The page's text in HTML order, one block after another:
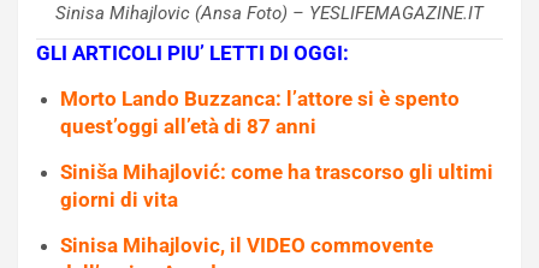
Sinisa Mihajlovic (Ansa Foto) – YESLIFEMAGAZINE.IT
GLI ARTICOLI PIU’ LETTI DI OGGI:
Morto Lando Buzzanca: l’attore si è spento
quest’oggi all’età di 87 anni
Siniša Mihajlović: come ha trascorso gli ultimi
giorni di vita
Sinisa Mihajlovic, il VIDEO commovente